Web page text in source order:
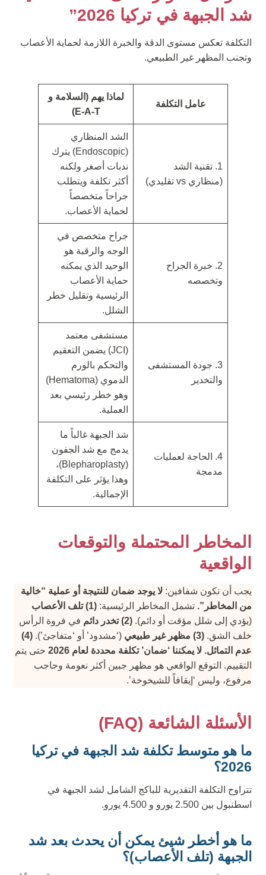
شد الجبهة في تركيا 2026”
التكلفة تعكس مستوى الدقة والخبرة اللازمة لحماية الأعصاب
وتجنب المظهر غير الطبيعي.
عامل التكلفة
لماذا يهم (السلامة و
E-A-T)
1. تقنية الشد
(منظاري vs تقليدي)
الشد المنظاري
(Endoscopic) يترك
ندبات أصغر ولكنه
أكثر تكلفة ويتطلب
جراحاً متخصصاً
لحماية الأعصاب.
2. خبرة الجراح
وتخصصه
جراح متخصص في
الوجه والرقبة هو
الوحيد الذي يمكنه
حماية الأعصاب
الرئيسية وتقليل خطر
الشلل.
3. جودة المستشفى
والتخدير
مستشفى معتمد
(JCI) يضمن التعقيم
والتحكم بالورم
الدموي (Hematoma)
وهو خطر رئيسي بعد
العملية.
4. الحاجة لعمليات
مدمجة
شد الجبهة غالباً ما
يدمج مع شد الجفون
(Blepharoplasty)،
وهذا يؤثر على التكلفة
الإجمالية.
المخاطر المحتملة والتوقعات
الواقعية
يجب أن نكون شفافين: لا يوجد ضمان للنتيجة أو عملية “خالية
من المخاطر”. تشمل المخاطر الرئيسية: (1) تلف الأعصاب
(يؤدي إلى شلل مؤقت أو دائم). (2) تخدر دائم
في فروة الرأس
خلف الشق. (3) مظهر غير طبيعي (‘مشدود’ أو ‘متفاجئ’).
(4)
عدم التماثل. لا يمكننا ‘ضمان’ تكلفة محددة لعام 2026
حتى يتم
التقييم. التوقع الواقعي هو مظهر جبين أكثر نعومة وحاجب
مرفوع، وليس ‘إيقافاً للشيخوخة’.
الأسئلة الشائعة (FAQ)
ما هو متوسط تكلفة شد الجبهة في تركيا
2026؟
تتراوح التكلفة التقديرية للباكج الشامل لشد الجبهة في
اسطنبول بين 2.500 يورو و 4.500 يورو.
ما هو أخطر شيئ يمكن أن يحدث بعد شد
الجبهة (تلف الأعصاب)؟